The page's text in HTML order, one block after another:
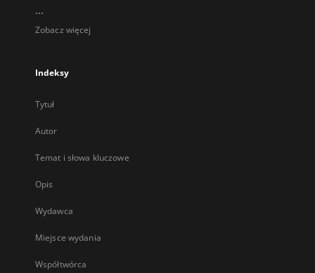
...
Zobacz więcej
Indeksy
Tytuł
Autor
Temat i słowa kluczowe
Opis
Wydawca
Miejsce wydania
Współtwórca